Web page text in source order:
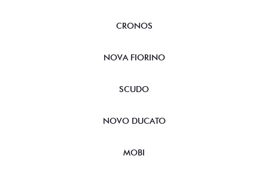
CRONOS
NOVA FIORINO
SCUDO
NOVO DUCATO
MOBI